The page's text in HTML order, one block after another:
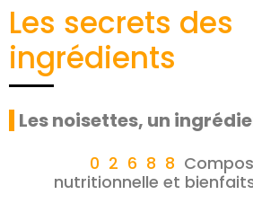
Les secrets des
ingrédients
Les noisettes, un
nutritionnelle et